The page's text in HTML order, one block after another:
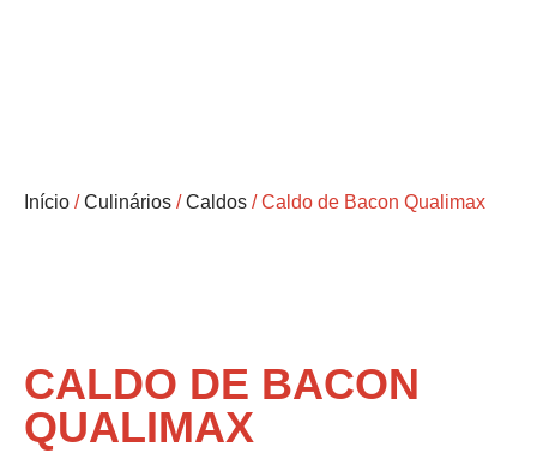
Início /Culinários /Caldos / Caldo de Bacon Qualimax
CALDO DE BACON
QUALIMAX